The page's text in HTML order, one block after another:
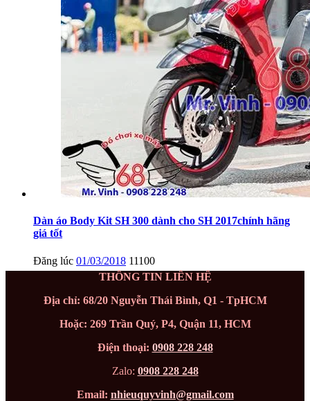
Dàn áo Body Kit SH 300 dành cho SH 2017chính hãng
giá tốt
Đăng lúc 01/03/2018 11100
THÔNG TIN LIÊN HỆ
Địa chỉ: 68/20 Nguyễn Thái Bình, Q1 - TpHCM
Hoặc: 269 Trần Quý, P4, Quận 11, HCM
Điện thoại: 0908 228 248
Zalo: 0908 228 248
Email: nhieuquyvinh@gmail.com